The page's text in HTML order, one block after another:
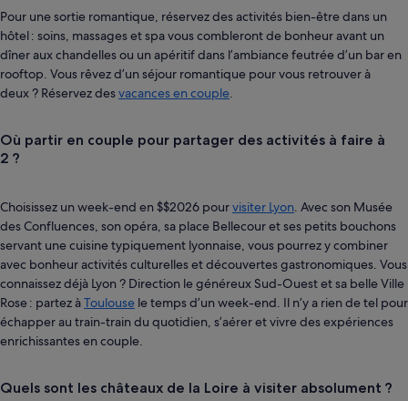
Pour une sortie romantique, réservez des activités bien-être dans un
hôtel : soins, massages et spa vous combleront de bonheur avant un
dîner aux chandelles ou un apéritif dans l’ambiance feutrée d’un bar en
rooftop. Vous rêvez d’un séjour romantique pour vous retrouver à
deux ? Réservez desvacances en couple
Où partir en couple pour partager des activités à faire à
2 ?
Choisissez un week-end en $$2026 pourvisiter Lyon . Avec son Musée
des Confluences, son opéra, sa place Bellecour et ses petits bouchons
servant une cuisine typiquement lyonnaise, vous pourrez y combiner
avec bonheur activités culturelles et découvertes gastronomiques. Vous
connaissez déjà Lyon ? Direction le généreux Sud-Ouest et sa belle Ville
Rose : partez àToulouse le temps d’un week-end. Il n’y a rien de tel pour
échapper au train-train du quotidien, s’aérer et vivre des expériences
enrichissantes en couple.
Quels sont les châteaux de la Loire à visiter absolument ?